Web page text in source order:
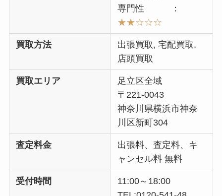
専門性 ：
★★☆☆☆
買取方法
出張買取, 宅配買取,
店頭買取
買取エリア
足立区全域
〒221-0043
神奈川県横浜市神奈
川区新町304
査定料金
出張料、査定料、キ
ャンセル料 無料
受付時間
11:00～18:00